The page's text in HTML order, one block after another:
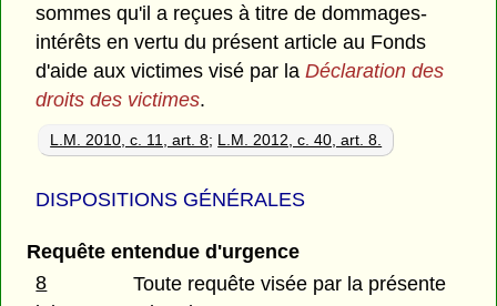
sommes qu'il a reçues à titre de dommages-
intérêts en vertu du présent article au Fonds
d'aide aux victimes visé par laDéclaration des
droits des victimes.
L.M. 2010, c. 11, art. 8; L.M. 2012, c. 40, art. 8.
DISPOSITIONS GÉNÉRALES
Requête entendue d'urgence
8
Toute requête visée par la présente